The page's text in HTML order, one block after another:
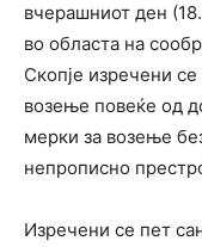
вчерашниот ден
во областа на
Скопје изречени
возење повеќе од
мерки за возење
непрописно
Изречени се пет